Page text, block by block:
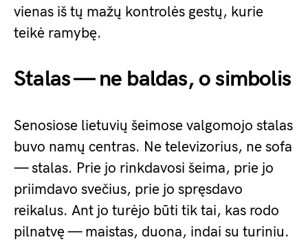
vienas iš tų mažų kontrolės gestų, kurie
teikė ramybę.
Stalas — ne baldas, o simbolis
Senosiose lietuvių šeimose valgomojo stalas
buvo namų centras. Ne televizorius, ne sofa
— stalas. Prie jo rinkdavosi šeima, prie jo
priimdavo svečius, prie jo spręsdavo
reikalus. Ant jo turėjo būti tik tai, kas rodo
pilnatvę — maistas, duona, indai su turiniu.